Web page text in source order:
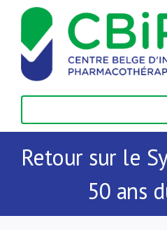
Passer
contenu
Actualités
Retour sur le
50 ans